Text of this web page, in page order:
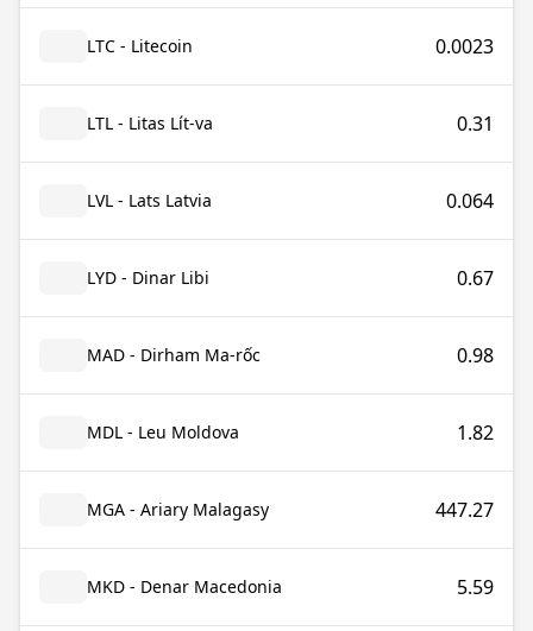
LTC - Litecoin 0.0023
LTL - Litas Lít-va 0.31
LVL - Lats Latvia 0.064
LYD - Dinar Libi 0.67
MAD - Dirham Ma-rốc 0.98
MDL - Leu Moldova 1.82
MGA - Ariary Malagasy 447.27
MKD - Denar Macedonia 5.59